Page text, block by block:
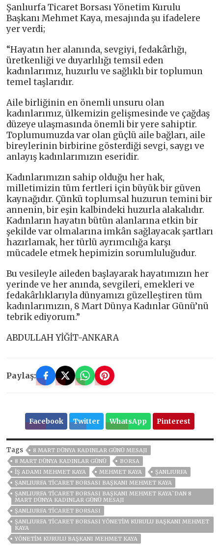
Şanlıurfa Ticaret Borsası Yönetim Kurulu
Başkanı Mehmet Kaya, mesajında şu ifadelere
yer verdi;
“Hayatın her alanında, sevgiyi, fedakârlığı,
üretkenliği ve duyarlılığı temsil eden
kadınlarımız, huzurlu ve sağlıklı bir toplumun
temel taşlarıdır.
Aile birliğinin en önemli unsuru olan
kadınlarımız, ülkemizin gelişmesinde ve çağdaş
düzeye ulaşmasında önemli bir yere sahiptir.
Toplumumuzda var olan güçlü aile bağları, aile
bireylerinin birbirine gösterdiği sevgi, saygı ve
anlayış kadınlarımızın eseridir.
Kadınlarımızın sahip olduğu her hak,
milletimizin tüm fertleri için büyük bir güven
kaynağıdır. Çünkü toplumsal huzurun temini bir
annenin, bir eşin kalbindeki huzurla alakalıdır.
Kadınların hayatın bütün alanlarına etkin bir
şekilde var olmalarına imkân sağlayacak şartları
hazırlamak, her türlü ayrımcılığa karşı
mücadele etmek hepimizin sorumluluğudur.
Bu vesileyle aileden başlayarak hayatımızın her
yerinde ve her anında, sevgileri, emekleri ve
fedakârlıklarıyla dünyamızı güzelleştiren tüm
kadınlarımızın, 8 Mart Dünya Kadınlar Günü’nü
tebrik ediyorum.”
ABDULLAH YİĞİT-ANKARA
Paylaş:
Facebook Twitter WhatsApp Pinterest
Tags
8 MART DÜNYA KADINLAR GÜNÜ MESAJI
8 MART DÜNYA KADINLAR GÜNÜ
BORSA
IŞ ADAMI MEHMET KAYA
MEHMET KAYA
ŞANLIURFA
ŞANLIURFA TİCARET BORSASI BAŞKANI MEHMET KAYA
ŞANLIURFA TİCARET BORSASI BAŞKANI MEHMET KAYA`DAN 8
MART DÜNYA KADINLAR GÜNÜ MESAJI
ŞANLIURFA TICARET BORSASI
ŞANLIURFA TICARET BORSASI YÖNETIM KURULU BAŞKANI MEHMET
KAYA
YÖNETIM KURULU BAŞKANI MEHMET KAYA